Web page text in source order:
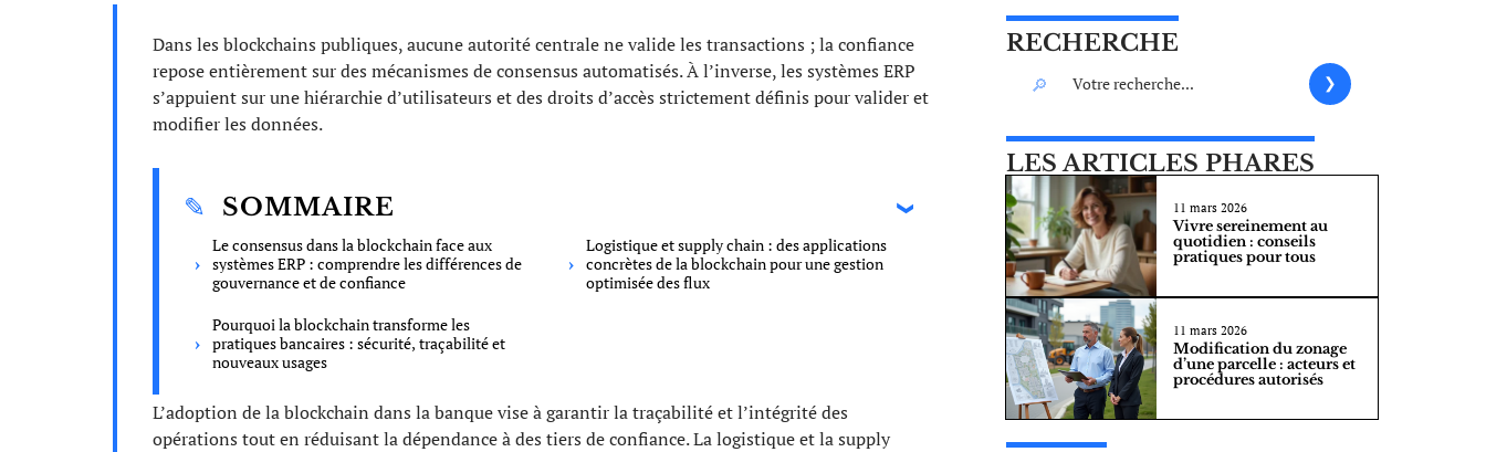
Dans les blockchains publiques, aucune autorité centrale ne valide les transactions ; la confiance
repose entièrement sur des mécanismes de consensus automatisés. À l’inverse, les systèmes ERP
s’appuient sur une hiérarchie d’utilisateurs et des droits d’accès strictement définis pour valider et
modifier les données.
SOMMAIRE
Le consensus dans la blockchain face aux
systèmes ERP : comprendre les différences de
gouvernance et de confiance
Pourquoi la blockchain transforme les
pratiques bancaires : sécurité, traçabilité et
nouveaux usages
Logistique et supply chain : des applications
concrètes de la blockchain pour une gestion
optimisée des flux
L’adoption de la blockchain dans la banque vise à garantir la traçabilité et l’intégrité des
opérations tout en réduisant la dépendance à des tiers de confiance. La logistique et la supply
RECHERCHE
LES ARTICLES PHARES
11 mars 2026
Vivre sereinement au
quotidien : conseils
pratiques pour tous
11 mars 2026
Modification du zonage
d’une parcelle : acteurs et
procédures autorisés